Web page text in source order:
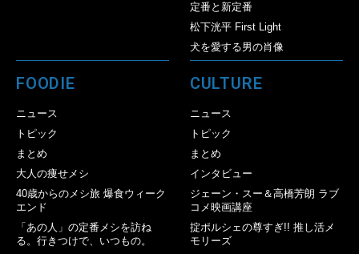
定番と新定番
松下洸平 First Light
犬を愛する男の肖像
FOODIE
ニュース
トピック
まとめ
大人の痩せメシ
40歳からのメシ旅 爆食ウィーク
エンド
「あの人」の定番メシを訪ね
る。行きつけで、いつもの。
CULTURE
ニュース
トピック
まとめ
インタビュー
ジェーン・スー＆高橋芳朗 ラブ
コメ映画講座
掟ポルシェの尊すぎ!! 推し活メ
モリーズ